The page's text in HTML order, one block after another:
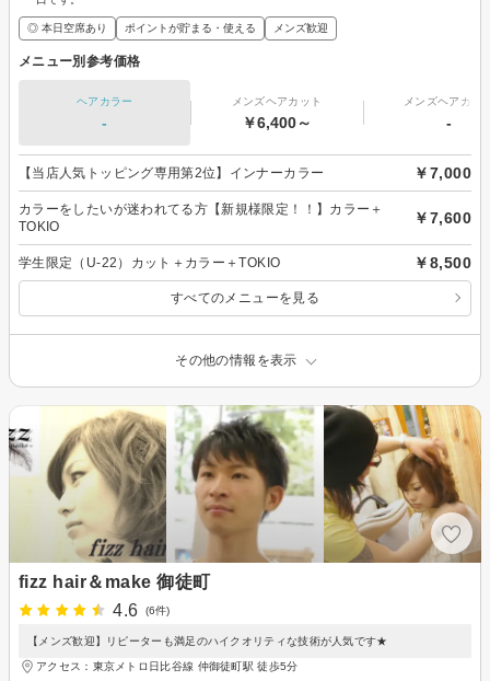
◎ 本日空席あり ポイントが貯まる・使える メンズ歓迎
メニュー別参考価格
ヘアカラー
-
メンズヘアカット
￥6,400～
メンズヘアカラ
-
【当店人気トッピング専用第2位】インナーカラー ￥7,000
カラーをしたいが迷われてる方【新規様限定！！】カラー＋
TOKIO
￥7,600
学生限定（U-22）カット＋カラー＋TOKIO ￥8,500
すべてのメニューを見る
その他の情報を表示
fizz hair＆make 御徒町
4.6
(6件)
【メンズ歓迎】リピーターも満足のハイクオリティな技術が人気です★
アクセス：東京メトロ日比谷線 仲御徒町駅 徒歩5分